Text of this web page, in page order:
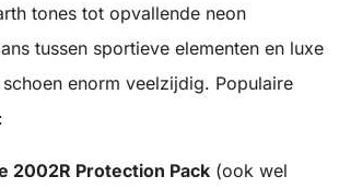
tones tot opvallende neon
tussen sportieve elementen en luxe
enorm veelzijdig. Populaire
2002R Protection Pack (ook wel